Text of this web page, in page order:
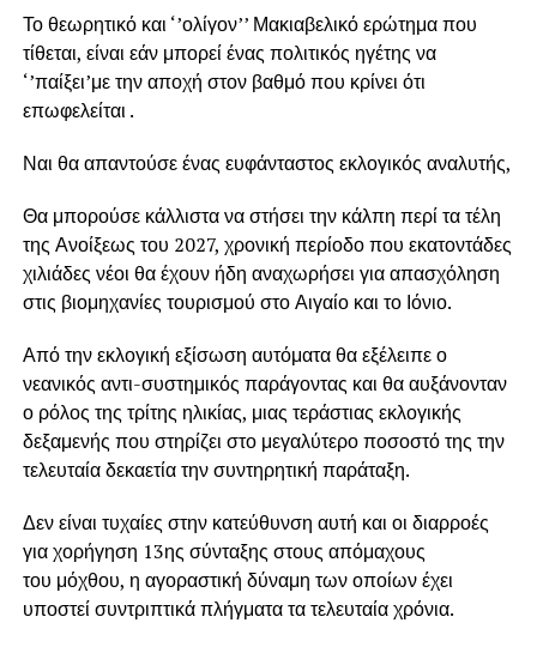
Το θεωρητικό και ‘’ολίγον’’ Μακιαβελικό ερώτημα που
τίθεται, είναι εάν μπορεί ένας πολιτικός ηγέτης να
‘’παίξει’με την αποχή στον βαθμό που κρίνει ότι
επωφελείται .
Ναι θα απαντούσε ένας ευφάνταστος εκλογικός αναλυτής,
Θα μπορούσε κάλλιστα να στήσει την κάλπη περί τα τέλη
της Ανοίξεως του 2027, χρονική περίοδο που εκατοντάδες
χιλιάδες νέοι θα έχουν ήδη αναχωρήσει για απασχόληση
στις βιομηχανίες τουρισμού στο Αιγαίο και το Ιόνιο.
Από την εκλογική εξίσωση αυτόματα θα εξέλειπε ο
νεανικός αντι-συστημικός παράγοντας και θα αυξάνονταν
ο ρόλος της τρίτης ηλικίας, μιας τεράστιας εκλογικής
δεξαμενής που στηρίζει στο μεγαλύτερο ποσοστό της την
τελευταία δεκαετία την συντηρητική παράταξη.
Δεν είναι τυχαίες στην κατεύθυνση αυτή και οι διαρροές
για χορήγηση 13ης σύνταξης στους απόμαχους
του μόχθου, η αγοραστική δύναμη των οποίων έχει
υποστεί συντριπτικά πλήγματα τα τελευταία χρόνια.